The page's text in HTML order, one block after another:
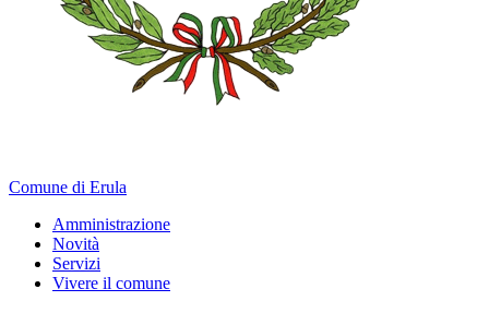
Comune di Erula
Amministrazione
Novità
Servizi
Vivere il comune